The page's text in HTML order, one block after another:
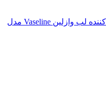
بالم لب وازلین لبلو وازلین کرم نرم کننده لب وازلین Vaseline مدل